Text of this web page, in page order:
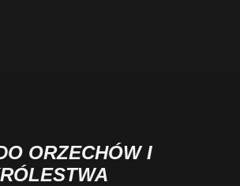
ORZECHÓW I